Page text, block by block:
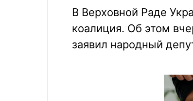
В Верховной Раде
коалиция. Об этом
заявил народный